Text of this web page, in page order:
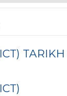
TARIKH